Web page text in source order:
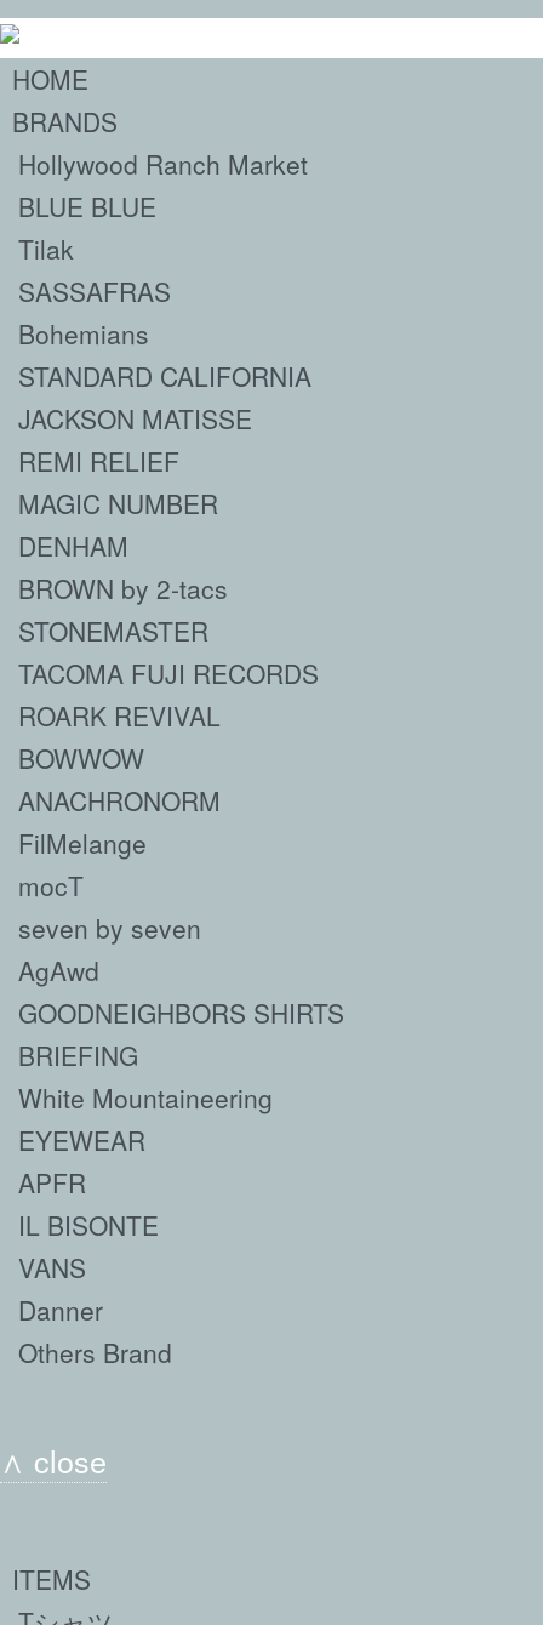
HOME
BRANDS
Hollywood Ranch Market
BLUE BLUE
Tilak
SASSAFRAS
Bohemians
STANDARD CALIFORNIA
JACKSON MATISSE
REMI RELIEF
MAGIC NUMBER
DENHAM
BROWN by 2-tacs
STONEMASTER
TACOMA FUJI RECORDS
ROARK REVIVAL
BOWWOW
ANACHRONORM
FilMelange
mocT
seven by seven
AgAwd
GOODNEIGHBORS SHIRTS
BRIEFING
White Mountaineering
EYEWEAR
APFR
IL BISONTE
VANS
Danner
Others Brand
∧ close
ITEMS